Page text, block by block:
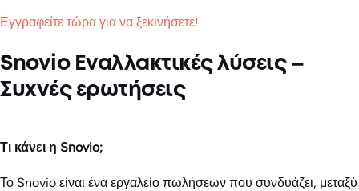
Εγγραφείτε τώρα για να ξεκινήσετε!
Snovio Εναλλακτικές λύσεις –
Συχνές ερωτήσεις
Τι κάνει η Snovio;
Το Snovio είναι ένα εργαλείο πωλήσεων που συνδυάζει, μεταξύ